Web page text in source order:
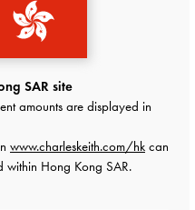
SAR site
amounts are displayed in
www.charleskeith.com/hk can
within Hong Kong SAR.